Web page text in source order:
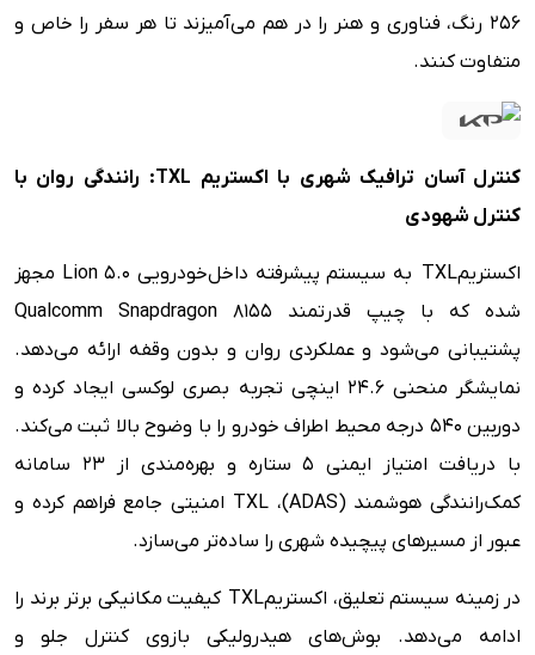
۲۵۶ رنگ، فناوری و هنر را در هم می‌آمیزند تا هر سفر را خاص و
متفاوت کنند.
کنترل آسان ترافیک شهری با اکستریم : رانندگی روان با
کنترل شهودی
اکستریمTXL به سیستم پیشرفته داخل‌خودرویی Lion 5.0 مجهز
شده که با چیپ قدرتمند Qualcomm Snapdragon 8155
پشتیبانی می‌شود و عملکردی روان و بدون وقفه ارائه می‌دهد.
نمایشگر منحنی ۲۴.۶ اینچی تجربه بصری لوکسی ایجاد کرده و
دوربین ۵۴۰ درجه محیط اطراف خودرو را با وضوح بالا ثبت می‌کند.
با دریافت امتیاز ایمنی ۵ ستاره و بهره‌مندی از ۲۳ سامانه
کمک‌رانندگی هوشمند (ADAS)، TXL امنیتی جامع فراهم کرده و
عبور از مسیرهای پیچیده شهری را ساده‌تر می‌سازد.
در زمینه سیستم تعلیق، اکستریمTXL کیفیت مکانیکی برتر برند را
ادامه می‌دهد. بوش‌های هیدرولیکی بازوی کنترل جلو و